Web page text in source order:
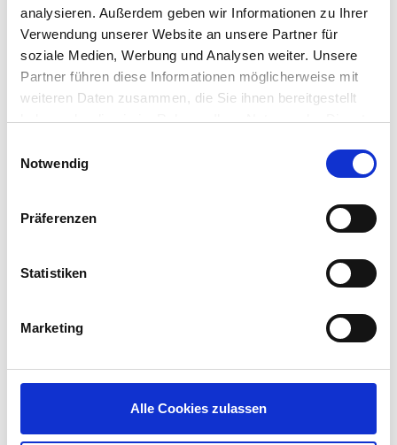
analysieren. Außerdem geben wir Informationen zu Ihrer
Verwendung unserer Website an unsere Partner für
soziale Medien, Werbung und Analysen weiter. Unsere
Partner führen diese Informationen möglicherweise mit
weiteren Daten zusammen, die Sie ihnen bereitgestellt
haben oder die sie im Rahmen Ihrer Nutzung der Dienste
Notwendig
Präferenzen
Statistiken
Marketing
Alle Cookies zulassen
OPEN THE GSI WHITE PAPER
LinkedInX YouTubeFacebookRSS Slack
Legal Notice